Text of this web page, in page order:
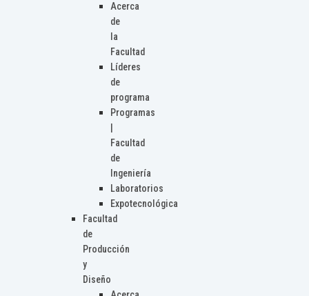
Acerca
de
la
Facultad
Líderes
de
programa
Programas
Facultad
de
Ingeniería
Laboratorios
Expotecnológica
Facultad
de
Producción
y
Diseño